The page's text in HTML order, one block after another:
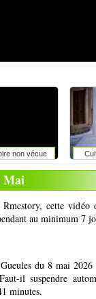
non vécue
Mai
cette vidéo
au minimum 7
du 8 mai
il suspendre
minutes.